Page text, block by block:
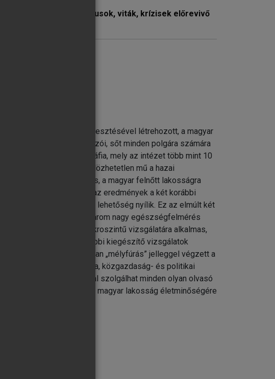
fejlesztése, a konfliktusok, viták, krízisek előrevivő
serdülőkorban
Mónika Erika szerkesztésével létrehozott, a magyar
szakembere, döntéshozói, sőt minden polgára számára
kérdésével. A monográfia, mely az intézet több mint 10
egyedülálló és nélkülözhetetlen mű a hazai
2002 országos, a magyar felnőtt lakosságra
tényező esetében az eredmények a két korábbi
vizsgálatára is lehetőség nyílik. Ez az elmúlt két
bír. Amíg a három nagy egészségfelmérés
társadalmi – makroszintű vizsgálatára alkalmas,
elemzésére további kiegészítő vizsgálatok
az adott témában „mélyfúrás” jelleggel végzett a
bioetika, pedagógia, közgazdaság- és politikai
Hasznos információval szolgálhat minden olyan olvasó
felhasználni, s kiváncsi a magyar lakosság életminőségére